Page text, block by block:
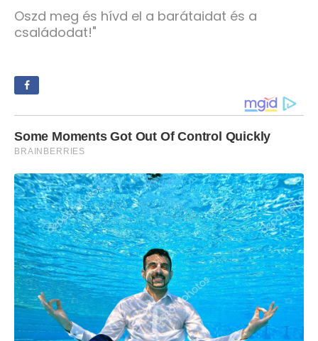
Oszd meg és hívd el a barátaidat és a
családodat!"